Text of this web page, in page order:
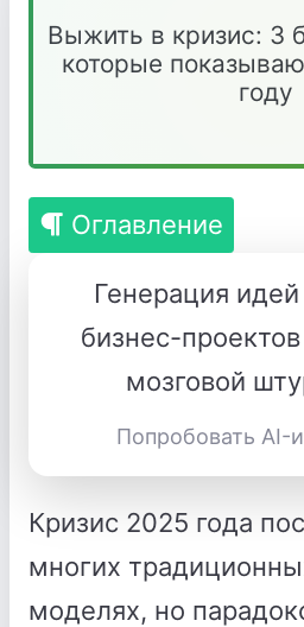
Выжить в кризис: 3
которые
году
Оглавление
Генерация
бизнес-
мозговой
Попробовать AI-
Кризис 2025 года
многих
моделях, но